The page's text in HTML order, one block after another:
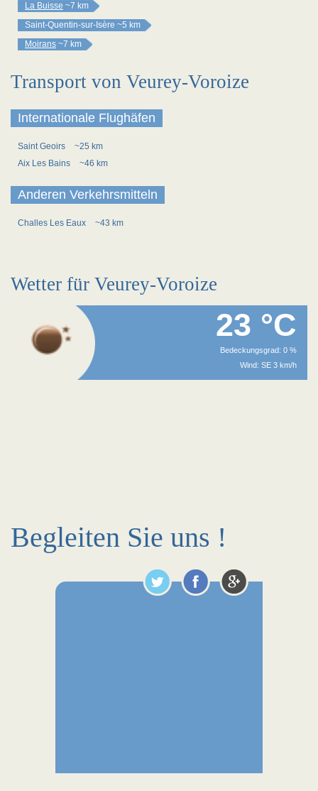
La Buisse ~7 km
Saint-Quentin-sur-Isère ~5 km
Moirans ~7 km
Transport von Veurey-Voroize
Internationale Flughäfen
Saint Geoirs
~25 km
Aix Les Bains
~46 km
Anderen Verkehrsmitteln
Challes Les Eaux ~43 km
Wetter für Veurey-Voroize
23 °C
Bedeckungsgrad: 0 %
Wind: SE 3 km/h
Begleiten Sie uns !